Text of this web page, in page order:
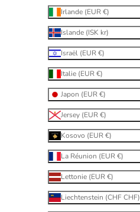
Irlande (EUR €)
Islande (ISK kr)
Israël (EUR €)
Italie (EUR €)
Japon (EUR €)
Jersey (EUR €)
Kosovo (EUR €)
La Réunion (EUR €)
Lettonie (EUR €)
Liechtenstein (CHF CHF)